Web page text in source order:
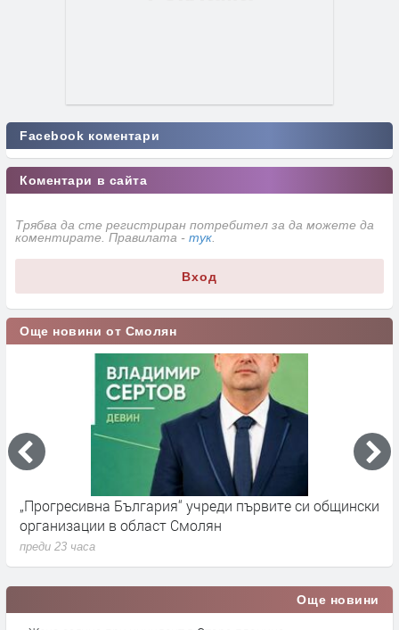
Facebook коментари
Коментари в сайта
Трябва да сте регистриран потребител за да можете да
коментирате. Правилата - тук
Вход
Още новини от Смолян
„Прогресивна България“ учреди първите си общински
организации в област Смолян
преди 23 часа
Още новини